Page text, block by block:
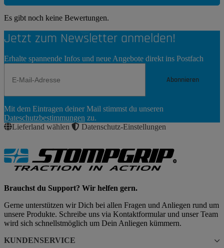
Es gibt noch keine Bewertungen.
Jetzt zum Newsletter anmelden!
Erhalte spannende Infos und neue Angebote direkt ins Postfach
Abonnieren
Abonnieren
Mit dem Eintragen deiner Mail stimmst du unseren
Dateschutzbestimmungen zu.
Lieferland wählen
Datenschutz-Einstellungen
Brauchst du Support? Wir helfen gern.
Gerne unterstützen wir Dich bei allen Fragen und Anliegen rund um
unsere Produkte. Schreibe uns via Kontaktformular und unser Team
wird sich schnellstmöglich um Dein Anliegen kümmern.
KUNDENSERVICE